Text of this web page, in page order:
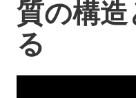
質の構
る